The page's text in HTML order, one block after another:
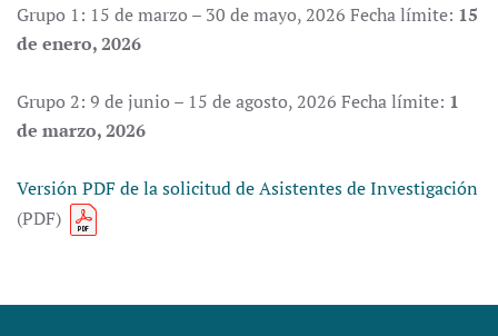
Grupo 1: 15 de marzo – 30 de mayo, 2026 Fecha límite: 15
de enero, 2026
Grupo 2: 9 de junio – 15 de agosto, 2026 Fecha límite: 1
de marzo, 2026
Versión PDF de la solicitud de Asistentes de Investigación
(PDF)